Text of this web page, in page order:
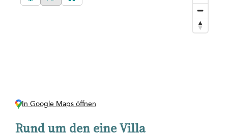
In Google Maps öffnen
Rund um den eine Villa